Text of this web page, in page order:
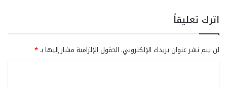
اترك تعليقاً
لن يتم نشر عنوان بريدك الإلكتروني. الحقول الإلزامية مشار إليها بـ*